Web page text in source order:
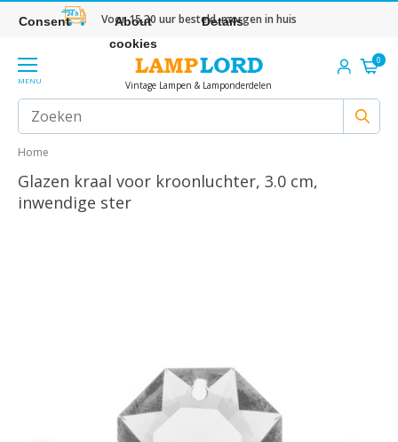
Voor 15.30 uur besteld, morgen in huis
MENU Vintage Lampen & Lamponderdelen
0
Home
Glazen kraal voor kroonluchter, 3.0 cm,
inwendige ster
Consent
About
cookies
Details